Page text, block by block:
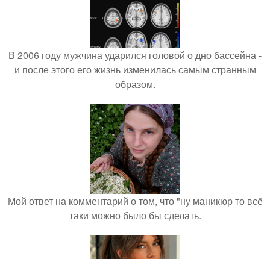
В 2006 году мужчина ударился головой о дно бассейна -
и после этого его жизнь изменилась самым странным
образом.
Мой ответ на комментарий о том, что "ну маникюр то всё
таки можно было бы сделать.